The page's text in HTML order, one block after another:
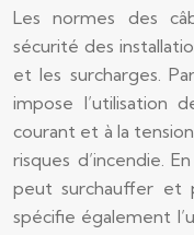
Les normes des
sécurité des
et les surcharges.
impose l’utilisation
courant et à la
risques d’incendie.
peut surchauffer et
spécifie également